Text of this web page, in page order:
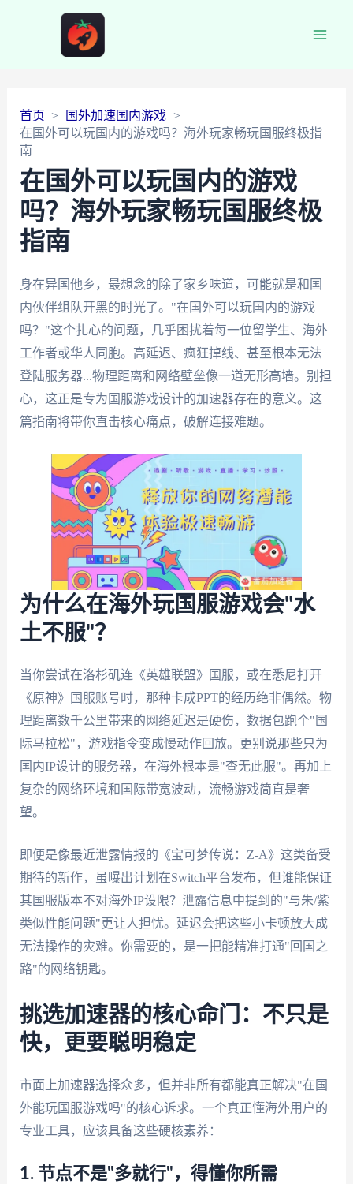
首页
国外加速国内游戏
在国外可以玩国内的游戏吗？海外玩家畅玩国服终极指
南
在国外可以玩国内的游戏
吗？海外玩家畅玩国服终极
指南
身在异国他乡，最想念的除了家乡味道，可能就是和国
内伙伴组队开黑的时光了。"在国外可以玩国内的游戏
吗？"这个扎心的问题，几乎困扰着每一位留学生、海外
工作者或华人同胞。高延迟、疯狂掉线、甚至根本无法
登陆服务器...物理距离和网络壁垒像一道无形高墙。别担
心，这正是专为国服游戏设计的加速器存在的意义。这
篇指南将带你直击核心痛点，破解连接难题。
为什么在海外玩国服游戏会"水
土不服"？
当你尝试在洛杉矶连《英雄联盟》国服，或在悉尼打开
《原神》国服账号时，那种卡成PPT的经历绝非偶然。物
理距离数千公里带来的网络延迟是硬伤，数据包跑个"国
际马拉松"，游戏指令变成慢动作回放。更别说那些只为
国内IP设计的服务器，在海外根本是"查无此服"。再加上
复杂的网络环境和国际带宽波动，流畅游戏简直是奢
望。
即便是像最近泄露情报的《宝可梦传说：Z-A》这类备受
期待的新作，虽曝出计划在Switch平台发布，但谁能保证
其国服版本不对海外IP设限？泄露信息中提到的"与朱/紫
类似性能问题"更让人担忧。延迟会把这些小卡顿放大成
无法操作的灾难。你需要的，是一把能精准打通"回国之
路"的网络钥匙。
挑选加速器的核心命门：不只是
快，更要聪明稳定
市面上加速器选择众多，但并非所有都能真正解决"在国
外能玩国服游戏吗"的核心诉求。一个真正懂海外用户的
专业工具，应该具备这些硬核素养：
1. 节点不是"多就行"，得懂你所需